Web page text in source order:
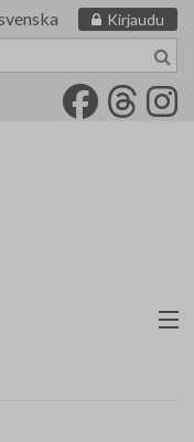
Kirjaudu